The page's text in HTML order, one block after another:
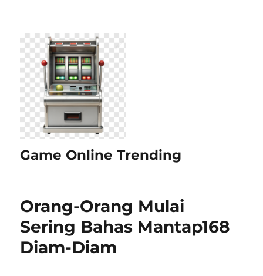
Game Online Trending
Orang-Orang Mulai
Sering Bahas Mantap168
Diam-Diam